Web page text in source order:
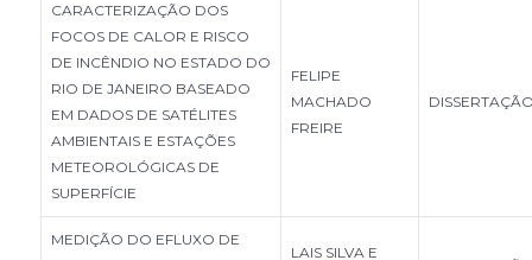
CARACTERIZAÇÃO DOS
FOCOS DE CALOR E RISCO
DE INCÊNDIO NO ESTADO DO
RIO DE JANEIRO BASEADO
EM DADOS DE SATÉLITES
AMBIENTAIS E ESTAÇÕES
METEOROLÓGICAS DE
SUPERFÍCIE
FELIPE
MACHADO
FREIRE
MEDIÇÃO DO EFLUXO DE
LAIS SILVA E